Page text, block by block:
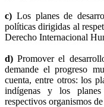
c) Los planes de
políticas dirigidas al
Derecho Internacional
d)Promover el
demande el progreso
cuenta, entre otros: los
indígenas y los
respectivos organismos